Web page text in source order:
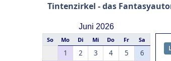
Tintenzirkel - das
Juni 2026
So Mo Di Mi Do Fr Sa
1 2 3 4 5
6